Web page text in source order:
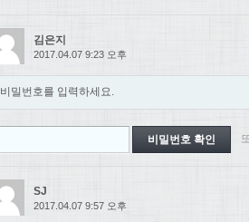
김은지
2017.04.07 9:23 오후
비밀번호를 입력하세요.
SJ
2017.04.07 9:57 오후